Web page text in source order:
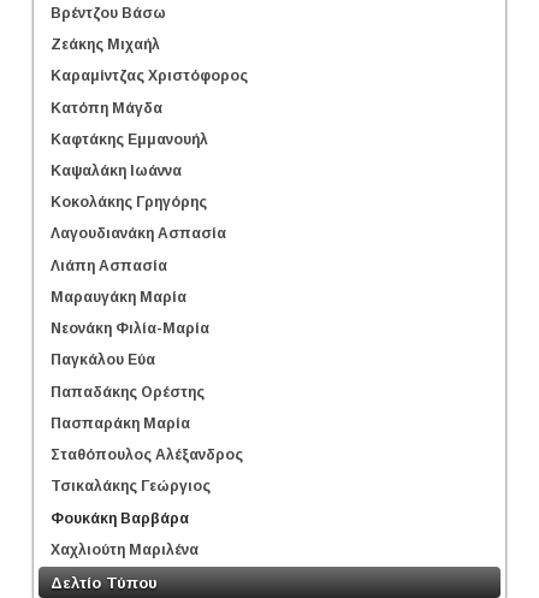
Βρέντζου Βάσω
Ζεάκης Μιχαήλ
Καραμίντζας Χριστόφορος
Κατόπη Μάγδα
Καφτάκης Εμμανουήλ
Καψαλάκη Ιωάννα
Κοκολάκης Γρηγόρης
Λαγουδιανάκη Ασπασία
Λιάπη Ασπασία
Μαραυγάκη Μαρία
Νεονάκη Φιλία-Μαρία
Παγκάλου Εύα
Παπαδάκης Ορέστης
Πασπαράκη Μαρία
Σταθόπουλος Αλέξανδρος
Τσικαλάκης Γεώργιος
Φουκάκη Βαρβάρα
Χαχλιούτη Μαριλένα
Δελτίο Τύπου